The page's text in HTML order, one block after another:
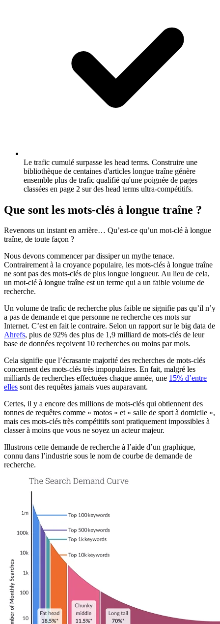
Le trafic cumulé surpasse les head terms. Construire une
bibliothèque de centaines d'articles longue traîne génère
ensemble plus de trafic qualifié qu'une poignée de pages
classées en page 2 sur des head terms ultra-compétitifs.
Que sont les mots-clés à longue traîne ?
Revenons un instant en arrière… Qu’est-ce qu’un mot-clé à longue
traîne, de toute façon ?
Nous devons commencer par dissiper un mythe tenace.
Contrairement à la croyance populaire, les mots-clés à longue traîne
ne sont pas des mots-clés de plus longue longueur. Au lieu de cela,
un mot-clé à longue traîne est un terme qui a un faible volume de
recherche.
Un volume de trafic de recherche plus faible ne signifie pas qu’il n’y
a pas de demande et que personne ne recherche ces mots sur
Internet. C’est en fait le contraire. Selon un rapport sur le big data de
Ahrefs, plus de 92% des plus de 1,9 milliard de mots-clés de leur
base de données reçoivent 10 recherches ou moins par mois.
Cela signifie que l’écrasante majorité des recherches de mots-clés
concernent des mots-clés très impopulaires. En fait, malgré les
milliards de recherches effectuées chaque année, une 15% d’entre
elles sont des requêtes jamais vues auparavant.
Certes, il y a encore des millions de mots-clés qui obtiennent des
tonnes de requêtes comme « motos » et « salle de sport à domicile »,
mais ces mots-clés très compétitifs sont pratiquement impossibles à
classer à moins que vous ne soyez un acteur majeur.
Illustrons cette demande de recherche à l’aide d’un graphique,
connu dans l’industrie sous le nom de courbe de demande de
recherche.